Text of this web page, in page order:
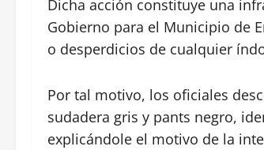
Dicha acción constituye una
Gobierno para el Municipio de
o desperdicios de cualquier
Por tal motivo, los oficiales
sudadera gris y pants negro,
explicándole el motivo de la